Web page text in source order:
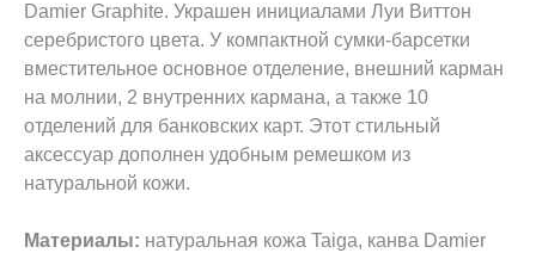
Damier Graphite. Украшен инициалами Луи Виттон
серебристого цвета. У компактной сумки-барсетки
вместительное основное отделение, внешний карман
на молнии, 2 внутренних кармана, а также 10
отделений для банковских карт. Этот стильный
аксессуар дополнен удобным ремешком из
натуральной кожи.
Материалы: натуральная кожа Taiga, канва Damier